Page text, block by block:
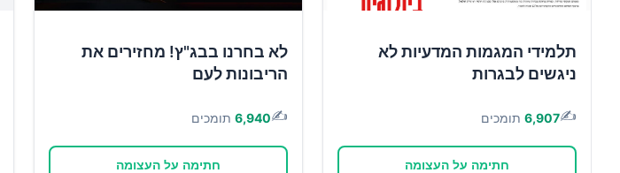
תלמידי המגמות המדעיות לא
ניגשים לבגרות
✍️
6,907 תומכים
חתימה על העצומה
לא בחרנו בבג"ץ! מחזירים את
הריבונות לעם
✍️
6,940 תומכים
חתימה על העצומה